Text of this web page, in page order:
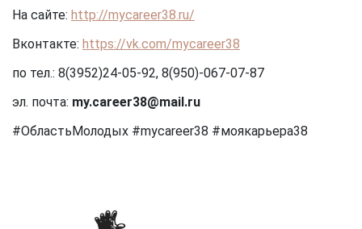
На сайте: http://mycareer38.ru/
Вконтакте: https://vk.com/mycareer38
по тел.: 8(3952)24-05-92, 8(950)-067-07-87
эл. почта: my.career38@mail .ru
#ОбластьМолодых #mycareer38 #моякарьера38